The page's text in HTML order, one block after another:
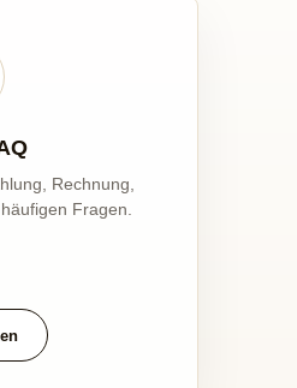
Rechnung,
Fragen.